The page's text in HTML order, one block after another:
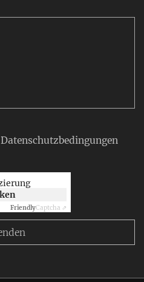
FriendlyCaptcha ⇗